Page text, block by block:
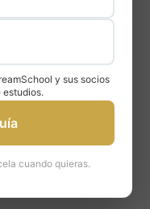
y sus socios
estudios.
cuando quieras.